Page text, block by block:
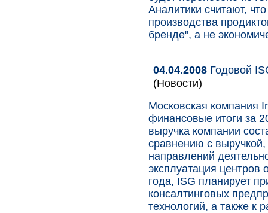
Аналитики считают,
производства
бренде", а не
04.04.2008 Годовой
(Новости)
Московская компания
финансовые итоги за
выручка компании
сравнению с
направлений
эксплуатация центров
года, ISG планирует
консалтинговых
технологий, а также к